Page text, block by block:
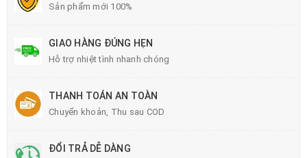
Sản phẩm mới 100%
GIAO HÀNG ĐÚNG HẸN
Hỗ trợ nhiệt tình nhanh chóng
THANH TOÁN AN TOÀN
Chuyển khoản, Thu sau COD
ĐỔI TRẢ DỄ DÀNG